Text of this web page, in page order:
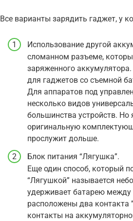
Все варианты зарядить гаджет, у
Использование другой
сломанном разъеме,
заряженного
для гаджетов со съемной
Для аппаратов под
несколько видов
большинства устройств. Но
оригинальную
прослужит дольше.
Блок питания “Лягушка”.
Еще один способ, который
“Лягушкой” называется
удерживает батарею
расположены два контакта
контакты на